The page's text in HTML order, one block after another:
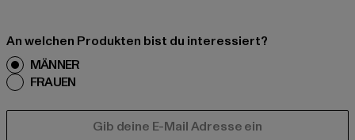
An welchen Produkten bist du interessiert?
MÄNNER
FRAUEN